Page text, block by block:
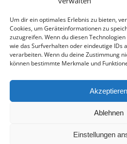
Um dir ein optimales Erlebnis zu bieten,
Cookies, um Geräteinformationen zu
zuzugreifen. Wenn du diesen
wie das Surfverhalten oder eindeutige IDs
verarbeiten. Wenn du deine Zustimmung
können bestimmte Merkmale und
Akzeptieren
Ablehnen
Einstellungen